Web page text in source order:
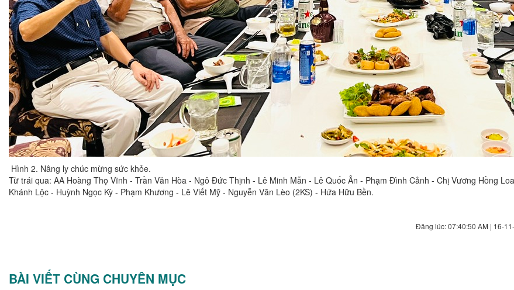
Hình 2. Nâng ly chúc mừng sức khỏe.
Từ trái qua: AA Hoàng Thọ Vĩnh - Trần Văn Hòa - Ngô Đức Thịnh - Lê Minh Mẫn - Lê Quốc Ân - Phạm Đình Cảnh - Chị Vương Hồng
Khánh Lộc - Huỳnh Ngọc Kỳ - Phạm Khương - Lê Viết Mỹ - Nguyễn Văn Lèo (2KS) - Hứa Hữu Bền.
Đăng lúc: 07:40:50 AM | 16-
BÀI VIẾT CÙNG CHUYÊN MỤC